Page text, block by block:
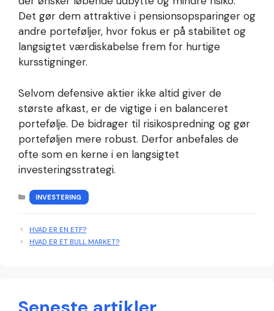
Det gør dem attraktive i pensionsopsparinger og
andre porteføljer, hvor fokus er på stabilitet og
langsigtet værdiskabelse frem for hurtige
kursstigninger.
Selvom defensive aktier ikke altid giver de
største afkast, er de vigtige i en balanceret
portefølje. De bidrager til risikospredning og gør
porteføljen mere robust. Derfor anbefales de
ofte som en kerne i en langsigtet
investeringsstrategi.
KATEGORIER
INVESTERING
HVAD ER EN ETF?
HVAD ER ET BULL MARKET?